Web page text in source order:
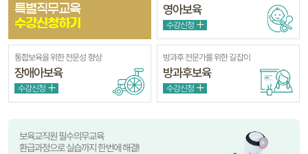
특별직무교육
수강신청하기
영아보육
수강신청
통합보육을 위한 전문성 향상
장애아보육
수강신청
방과후 전문가를 위한 길잡이
방과후보육
수강신청
보육교직원 필수의무교육
환급과정으로 실습까지 한번에 해결!